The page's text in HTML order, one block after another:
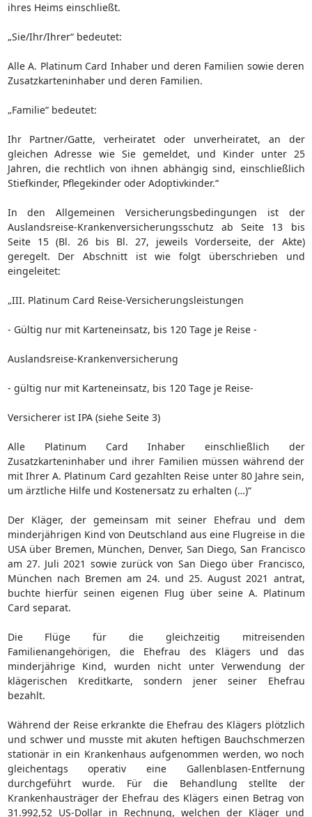
ihres Heims einschließt.
„Sie/Ihr/Ihrer“ bedeutet:
Alle A. Platinum Card Inhaber und deren Familien sowie deren
Zusatzkarteninhaber und deren Familien.
„Familie“ bedeutet:
Ihr Partner/Gatte, verheiratet oder unverheiratet, an der
gleichen Adresse wie Sie gemeldet, und Kinder unter 25
Jahren, die rechtlich von ihnen abhängig sind, einschließlich
Stiefkinder, Pflegekinder oder Adoptivkinder.“
In den Allgemeinen Versicherungsbedingungen ist der
Auslandsreise-Krankenversicherungsschutz ab Seite 13 bis
Seite 15 (Bl. 26 bis Bl. 27, jeweils Vorderseite, der Akte)
geregelt. Der Abschnitt ist wie folgt überschrieben und
eingeleitet:
„III. Platinum Card Reise-Versicherungsleistungen
- Gültig nur mit Karteneinsatz, bis 120 Tage je Reise -
Auslandsreise-Krankenversicherung
- gültig nur mit Karteneinsatz, bis 120 Tage je Reise-
Versicherer ist IPA (siehe Seite 3)
Alle Platinum Card Inhaber einschließlich der
Zusatzkarteninhaber und ihrer Familien müssen während der
mit Ihrer A. Platinum Card gezahlten Reise unter 80 Jahre sein,
um ärztliche Hilfe und Kostenersatz zu erhalten (…)“
Der Kläger, der gemeinsam mit seiner Ehefrau und dem
minderjährigen Kind von Deutschland aus eine Flugreise in die
USA über Bremen, München, Denver, San Diego, San Francisco
am 27. Juli 2021 sowie zurück von San Diego über Francisco,
München nach Bremen am 24. und 25. August 2021 antrat,
buchte hierfür seinen eigenen Flug über seine A. Platinum
Card separat.
Die Flüge für die gleichzeitig mitreisenden
Familienangehörigen, die Ehefrau des Klägers und das
minderjährige Kind, wurden nicht unter Verwendung der
klägerischen Kreditkarte, sondern jener seiner Ehefrau
bezahlt.
Während der Reise erkrankte die Ehefrau des Klägers plötzlich
und schwer und musste mit akuten heftigen Bauchschmerzen
stationär in ein Krankenhaus aufgenommen werden, wo noch
gleichentags operativ eine Gallenblasen-Entfernung
durchgeführt wurde. Für die Behandlung stellte der
Krankenhausträger der Ehefrau des Klägers einen Betrag von
31.992,52 US-Dollar in Rechnung, welchen der Kläger und